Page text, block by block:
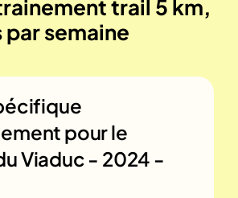
trail 5 km,
par semaine
pour le
Viaduc - 2024 -